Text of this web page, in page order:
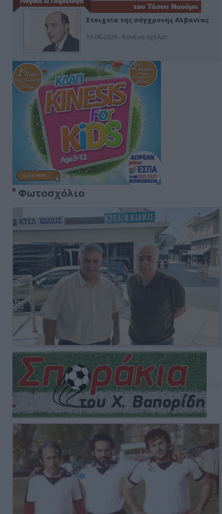
Στοιχεία της σύγχρονης Αλβανίας
19-06-2026 - Κανένα σχόλιο
Φωτοσχόλιο